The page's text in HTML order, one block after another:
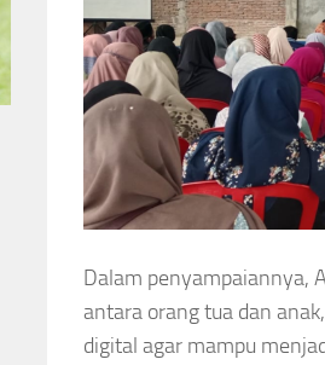
Dalam penyampaiannya,
antara orang tua dan
digital agar mampu